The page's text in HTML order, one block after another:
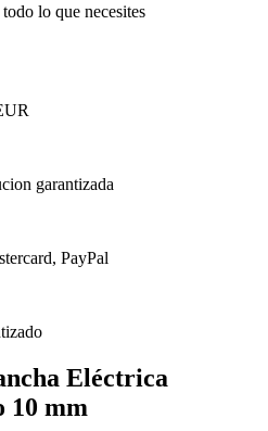
lo que necesites
garantizada
PayPal
Eléctrica
10 mm